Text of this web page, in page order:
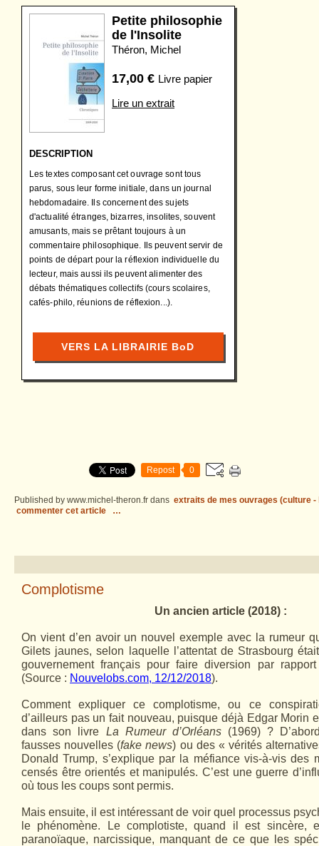
Petite philosophie
de l'Insolite
Théron, Michel
17,00 € Livre papier
Lire un extrait
DESCRIPTION
Les textes composant cet ouvrage sont tous
parus, sous leur forme initiale, dans un journal
hebdomadaire. Ils concernent des sujets
d'actualité étranges, bizarres, insolites, souvent
amusants, mais se prêtant toujours à un
commentaire philosophique. Ils peuvent servir de
points de départ pour la réflexion individuelle du
lecteur, mais aussi ils peuvent alimenter des
débats thématiques collectifs (cours scolaires,
cafés-philo, réunions de réflexion...).
VERS LA LIBRAIRIE BoD
Repost 0
Published by www.michel-theron.fr dans extraits de mes ouvrages (culture
commenter cet article
…
Complotisme
Un ancien article (2018) :
On vient d’en avoir un nouvel exemple avec la rumeur
Gilets jaunes, selon laquelle l’attentat de Strasbourg
gouvernement français pour faire diversion par
(Source : Nouvelobs.com, 12/12/2018).
Comment expliquer ce complotisme, ou ce
d’ailleurs pas un fait nouveau, puisque déjà Edgar Morin
dans son livre La Rumeur d’Orléans(1969) ?
fausses nouvelles (fake news) ou des « vérités
Donald Trump, s’explique par la méfiance vis-à-vis des
censés être orientés et manipulés. C’est une guerre
où tous les coups sont permis.
Mais ensuite, il est intéressant de voir quel processus
le phénomène. Le complotiste, quand il est sincère,
paranoïaque, narcissique, manquant de ce que les